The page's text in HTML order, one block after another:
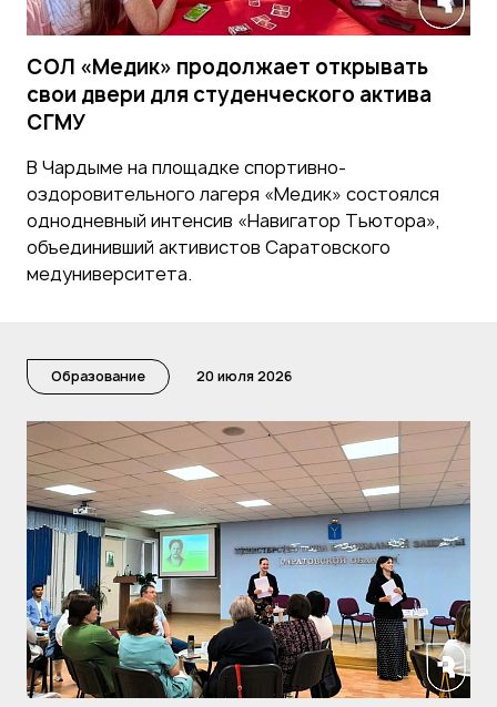
СОЛ «Медик» продолжает открывать
свои двери для студенческого актива
СГМУ
В Чардыме на площадке спортивно-
оздоровительного лагеря «Медик» состоялся
однодневный интенсив «Навигатор Тьютора»,
объединивший активистов Саратовского
медуниверситета.
Образование 20 июля 2026